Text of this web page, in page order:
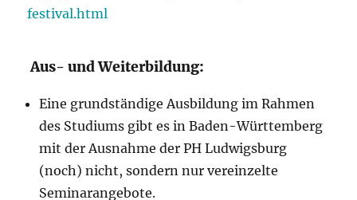
festival.html
Aus- und Weiterbildung:
Eine grundständige Ausbildung im Rahmen
des Studiums gibt es in Baden-Württemberg
mit der Ausnahme der PH Ludwigsburg
(noch) nicht, sondern nur vereinzelte
Seminarangebote.